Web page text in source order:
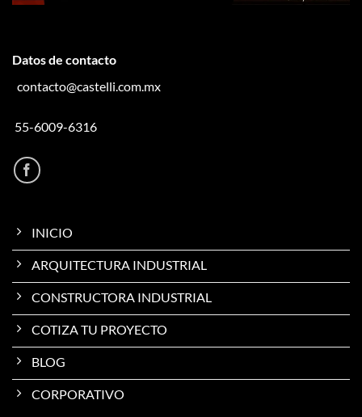
Datos de contacto
contacto@castelli.com.mx
55-6009-6316
INICIO
ARQUITECTURA INDUSTRIAL
CONSTRUCTORA INDUSTRIAL
COTIZA TU PROYECTO
BLOG
CORPORATIVO